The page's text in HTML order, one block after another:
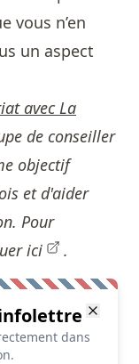
vous n’en
un aspect
avecLa
de conseiller
objectif
et d'aider
Pour
ici .
dans